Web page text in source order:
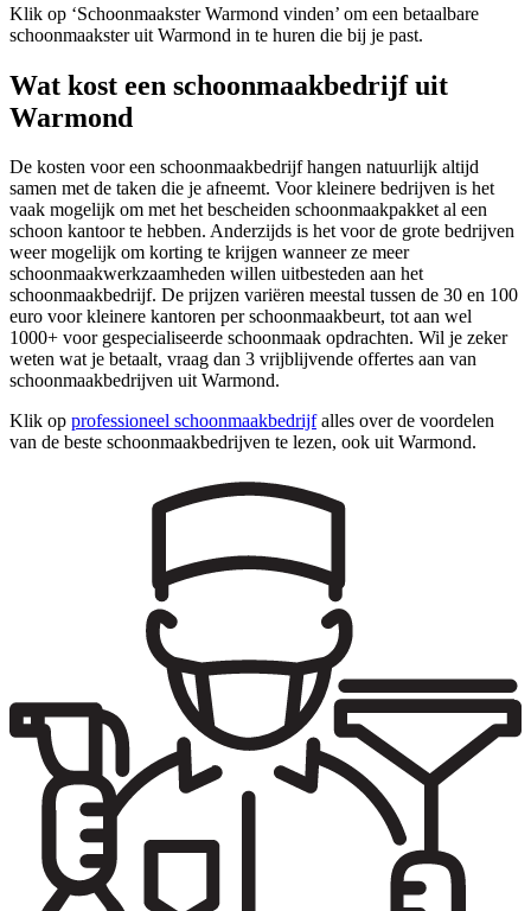
Klik op ‘Schoonmaakster Warmond vinden’ om een betaalbare
schoonmaakster uit Warmond in te huren die bij je past.
Wat kost een schoonmaakbedrijf uit
Warmond
De kosten voor een schoonmaakbedrijf hangen natuurlijk altijd
samen met de taken die je afneemt. Voor kleinere bedrijven is het
vaak mogelijk om met het bescheiden schoonmaakpakket al een
schoon kantoor te hebben. Anderzijds is het voor de grote bedrijven
weer mogelijk om korting te krijgen wanneer ze meer
schoonmaakwerkzaamheden willen uitbesteden aan het
schoonmaakbedrijf. De prijzen variëren meestal tussen de 30 en 100
euro voor kleinere kantoren per schoonmaakbeurt, tot aan wel
1000+ voor gespecialiseerde schoonmaak opdrachten. Wil je zeker
weten wat je betaalt, vraag dan 3 vrijblijvende offertes aan van
schoonmaakbedrijven uit Warmond.
Klik op professioneel schoonmaakbedrijfalles over de voordelen
van de beste schoonmaakbedrijven te lezen, ook uit Warmond.